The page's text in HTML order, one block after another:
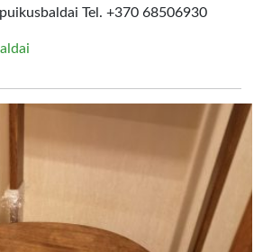
Tel. +370 68506930